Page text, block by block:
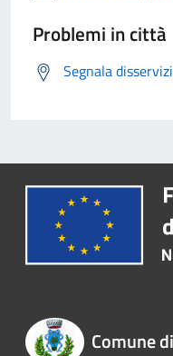
Problemi in città
Segnala
Comune